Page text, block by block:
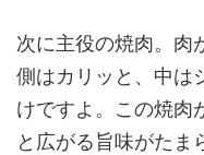
次に主役の焼肉。肉
側はカリッと、中は
けですよ。この焼肉
と広がる旨味がたま